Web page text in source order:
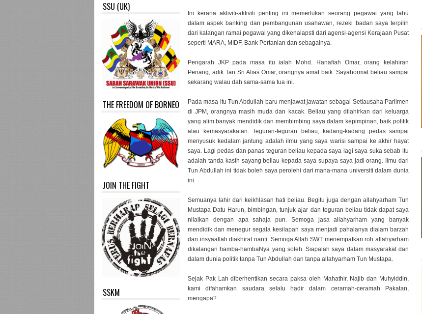
SSU (UK)
THE FREEDOM OF BORNEO
JOIN THE FIGHT
SSKM
Ini kerana aktiviti-aktiviti penting ini memerlukan seorang pegawai yang tahu
dalam aspek banking dan pembangunan usahawan, rezeki badan saya terpilih
dari kalangan ramai pegawai yang dikenalapsti dari agensi-agensi Kerajaan Pusat
seperti MARA, MIDF, Bank Pertanian dan sebagainya.
Pengarah JKP pada masa itu ialah Mohd. Hanafiah Omar, orang kelahiran
Penang, adik Tan Sri Alias Omar, orangnya amat baik. Sayahormat beliau sampai
sekarang walau dah sama-sama tua ini.
Pada masa itu Tun Abdullah baru menjawat jawatan sebagai Setiausaha Parlimen
di JPM, orangnya masih muda dan kacak. Beliau yang dilahirkan dari keluarga
yang alim banyak mendidik dan membimbing saya dalam kepimpinan, baik politik
atau kemasyarakatan. Teguran-teguran beliau, kadang-kadang pedas sampai
menyusuk kedalam jantung adalah ilmu yang saya warisi sampai ke akhir hayat
saya. Lagi pedas dan panas teguran beliau kepada saya lagi saya suka sebab itu
adalah tanda kasih sayang beliau kepada saya supaya saya jadi orang. Ilmu dari
Tun Abdullah ini tidak boleh saya perolehi dari mana-mana universiti dalam dunia
ini.
Semuanya lahir dari keikhlasan hati beliau. Begitu juga dengan allahyarham Tun
Mustapa Datu Harun, bimbingan, tunjuk ajar dan teguran beliau tidak dapat saya
nilaikan dengan apa sahaja pun. Semoga jasa allahyarham yang banyak
mendidik dan menegur segala kesilapan saya menjadi pahalanya dialam barzah
dan insyaallah diakhirat nanti. Semoga Allah SWT menempatkan roh allahyarham
dikalangan hamba-hambaNya yang soleh. Siapalah saya dalam masyarakat dan
dalam dunia politik tanpa Tun Abdullah dan tanpa allahyarham Tun Mustapa.
Sejak Pak Lah diberhentikan secara paksa oleh Mahathir, Najib dan Muhyiddin,
kami difahamkan saudara selalu hadir dalam ceramah-ceramah Pakatan,
mengapa?